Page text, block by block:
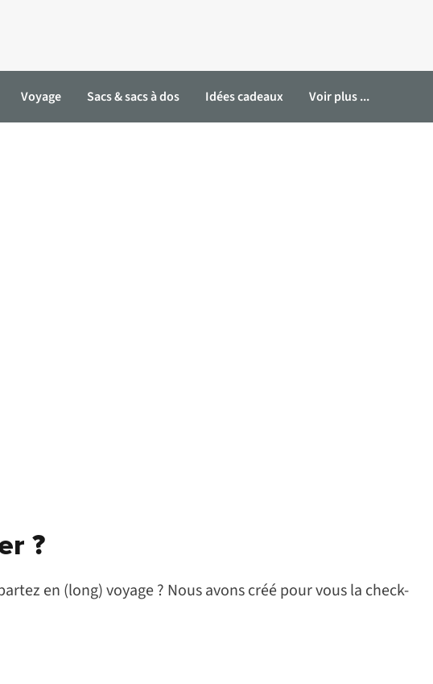
Voyage Sacs & sacs à dos Idées cadeaux Voir plus ...
?
en (long) voyage ? Nous avons créé pour vous la check-